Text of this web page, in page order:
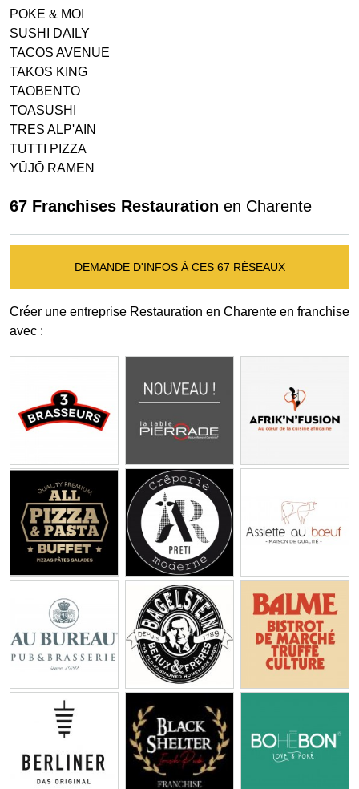
POKE & MOI
SUSHI DAILY
TACOS AVENUE
TAKOS KING
TAOBENTO
TOASUSHI
TRES ALP'AIN
TUTTI PIZZA
YŪJŌ RAMEN
67 Franchises Restauration en Charente
DEMANDE D'INFOS À CES 67 RÉSEAUX
Créer une entreprise Restauration en Charente en franchise
avec :